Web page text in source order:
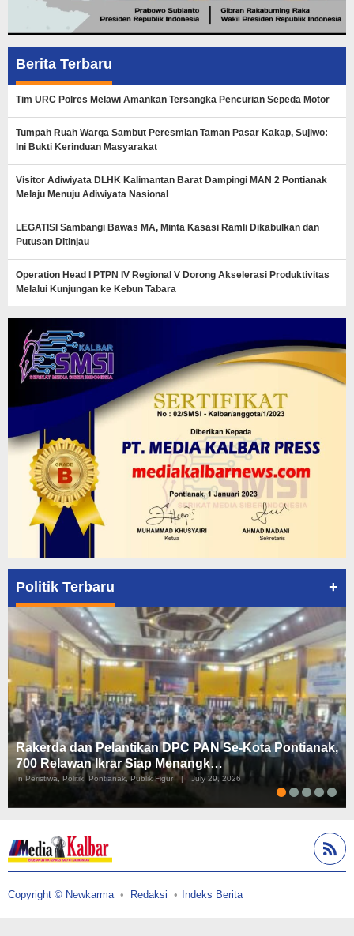
Berita Terbaru
Tim URC Polres Melawi Amankan Tersangka Pencurian Sepeda Motor
Tumpah Ruah Warga Sambut Peresmian Taman Pasar Kakap, Sujiwo:
Ini Bukti Kerinduan Masyarakat
Visitor Adiwiyata DLHK Kalimantan Barat Dampingi MAN 2 Pontianak
Melaju Menuju Adiwiyata Nasional
LEGATISI Sambangi Bawas MA, Minta Kasasi Ramli Dikabulkan dan
Putusan Ditinjau
Operation Head I PTPN IV Regional V Dorong Akselerasi Produktivitas
Melalui Kunjungan ke Kebun Tabara
Politik Terbaru +
Rakerda dan Pelantikan DPC PAN Se-Kota Pontianak,
700 Relawan Ikrar Siap Menangk…
In Peristiwa, Politik, Pontianak, Publik Figur | July 29, 2026
Copyright © Newkarma Redaksi Indeks Berita